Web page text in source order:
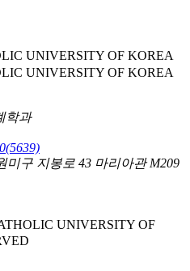
학과
(5639)
미구 지봉로 43 마리아관 M209
UNIVERSITY OF